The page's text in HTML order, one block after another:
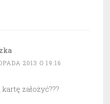
2013 O 19:16
założyć???